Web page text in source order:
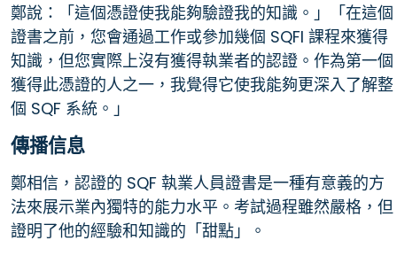
鄭說：「這個憑證使我能夠驗證我的知識。」「在這個
證書之前，您會通過工作或參加幾個 SQFI 課程來獲得
知識，但您實際上沒有獲得執業者的認證。作為第一個
獲得此憑證的人之一，我覺得它使我能夠更深入了解整
個 SQF 系統。」
傳播信息
鄭相信，認證的 SQF 執業人員證書是一種有意義的方
法來展示業內獨特的能力水平。考試過程雖然嚴格，但
證明了他的經驗和知識的「甜點」。